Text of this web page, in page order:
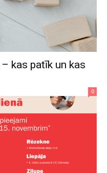
kas patīk un kas
0